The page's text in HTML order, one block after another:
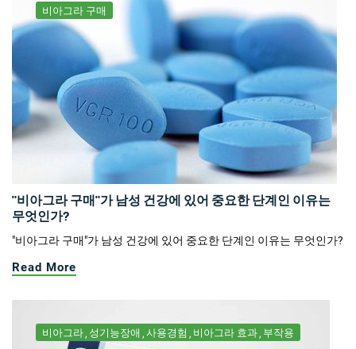
비아그라 구매
"비아그라 구매"가 남성 건강에 있어 중요한 단계인 이유는
무엇인가?
"비아그라 구매"가 남성 건강에 있어 중요한 단계인 이유는 무엇인가?
Read More
비아그라 성기능장애 사용경험 비아그라 효과 부작용